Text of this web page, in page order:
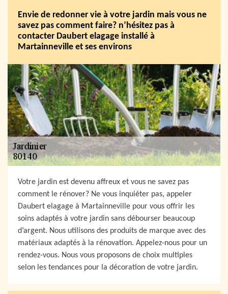
Envie de redonner vie à votre jardin mais vous ne
savez pas comment faire? n’hésitez pas à
contacter Daubert elagage installé à
Martainneville et ses environs
Votre jardin est devenu affreux et vous ne savez pas
comment le rénover? Ne vous inquiéter pas, appeler
Daubert elagage à Martainneville pour vous offrir les
soins adaptés à votre jardin sans débourser beaucoup
d’argent. Nous utilisons des produits de marque avec des
matériaux adaptés à la rénovation. Appelez-nous pour un
rendez-vous. Nous vous proposons de choix multiples
selon les tendances pour la décoration de votre jardin.